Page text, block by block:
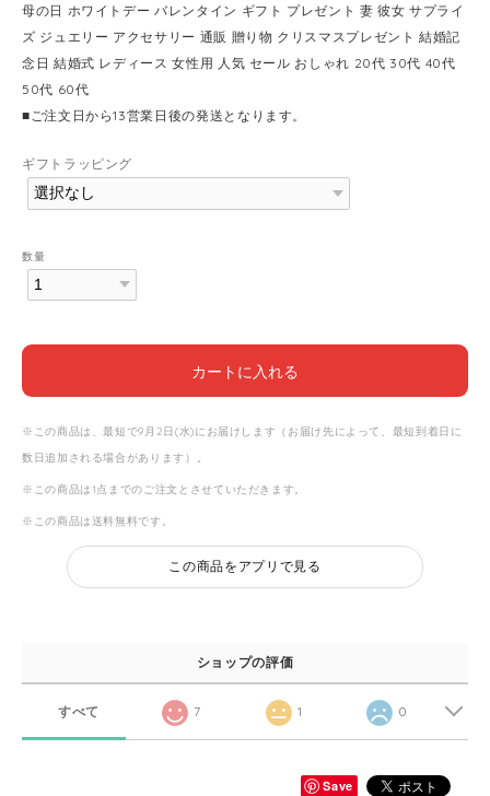
母の日 ホワイトデー バレンタイン ギフト プレゼント 妻 彼女 サプライ
ズ ジュエリー アクセサリー 通販 贈り物 クリスマスプレゼント 結婚記
念日 結婚式 レディース 女性用 人気 セール おしゃれ 20代 30代 40代
50代 60代
■ご注文日から13営業日後の発送となります。
ギフトラッピング
数量
カートに入れる
※この商品は、最短で9月2日(水)にお届けします（お届け先によって、最短到着日に
数日追加される場合があります）。
※この商品は1点までのご注文とさせていただきます。
※この商品は 送料無料です。
この商品をアプリで見る
ショップの評価
すべて 7 1 0
Save